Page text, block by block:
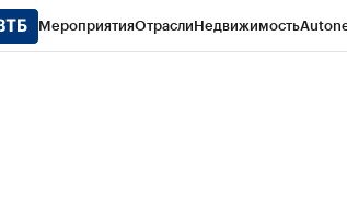
МероприятияОтраслиНедвижимость